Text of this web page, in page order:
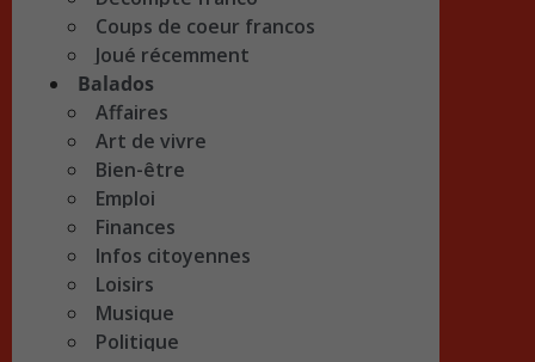
Coups de coeur francos
Joué récemment
Balados
Affaires
Art de vivre
Bien-être
Emploi
Finances
Infos citoyennes
Loisirs
Musique
Politique